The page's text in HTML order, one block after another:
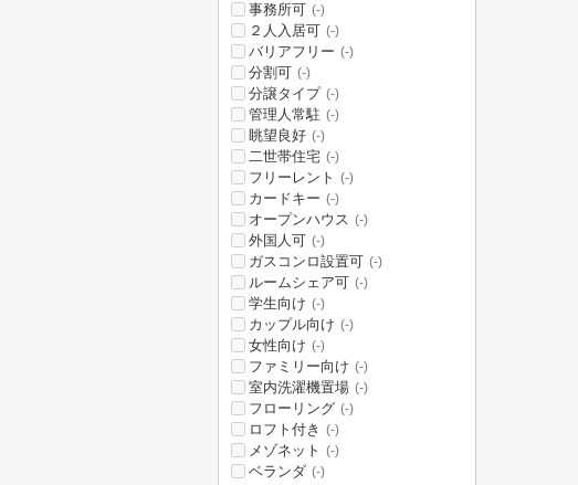
事務所可 (-)
２人入居可 (-)
バリアフリー (-)
分割可 (-)
分譲タイプ (-)
管理人常駐 (-)
眺望良好 (-)
二世帯住宅 (-)
フリーレント (-)
カードキー (-)
オープンハウス (-)
外国人可 (-)
ガスコンロ設置可 (-)
ルームシェア可 (-)
学生向け (-)
カップル向け (-)
女性向け (-)
ファミリー向け (-)
室内洗濯機置場 (-)
フローリング (-)
ロフト付き (-)
メゾネット (-)
ベランダ (-)